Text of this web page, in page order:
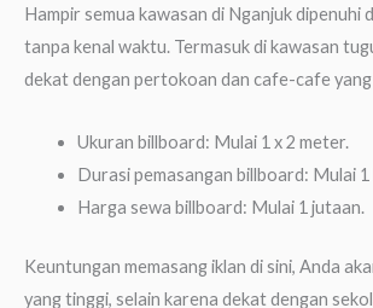
Hampir semua kawasan di Nganjuk dipenuhi
tanpa kenal waktu. Termasuk di kawasan
dekat dengan pertokoan dan cafe-cafe yang
Ukuran billboard: Mulai 1 x 2 meter.
Durasi pemasangan billboard: Mulai 1
Harga sewa billboard: Mulai 1 jutaan.
Keuntungan memasang iklan di sini, Anda
yang tinggi, selain karena dekat dengan